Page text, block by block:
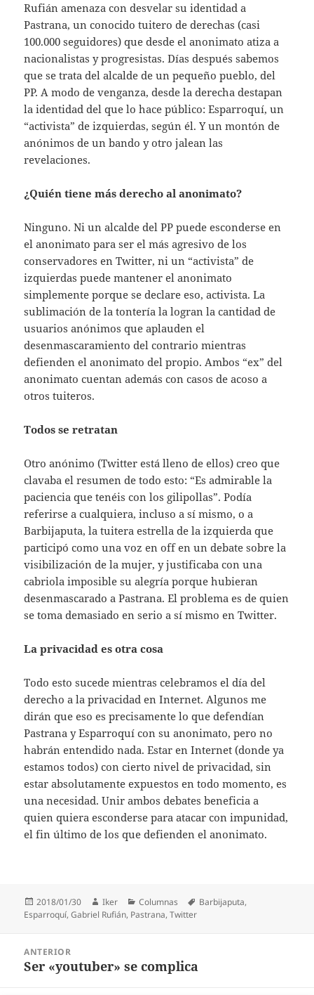
Rufián amenaza con desvelar su identidad a
Pastrana, un conocido tuitero de derechas (casi
100.000 seguidores) que desde el anonimato atiza a
nacionalistas y progresistas. Días después sabemos
que se trata del alcalde de un pequeño pueblo, del
PP. A modo de venganza, desde la derecha destapan
la identidad del que lo hace público: Esparroquí, un
“activista” de izquierdas, según él. Y un montón de
anónimos de un bando y otro jalean las
revelaciones.
¿Quién tiene más derecho al anonimato?
Ninguno. Ni un alcalde del PP puede esconderse en
el anonimato para ser el más agresivo de los
conservadores en Twitter, ni un “activista” de
izquierdas puede mantener el anonimato
simplemente porque se declare eso, activista. La
sublimación de la tontería la logran la cantidad de
usuarios anónimos que aplauden el
desenmascaramiento del contrario mientras
defienden el anonimato del propio. Ambos “ex” del
anonimato cuentan además con casos de acoso a
otros tuiteros.
Todos se retratan
Otro anónimo (Twitter está lleno de ellos) creo que
clavaba el resumen de todo esto: “Es admirable la
paciencia que tenéis con los gilipollas”. Podía
referirse a cualquiera, incluso a sí mismo, o a
Barbijaputa, la tuitera estrella de la izquierda que
participó como una voz en off en un debate sobre la
visibilización de la mujer, y justificaba con una
cabriola imposible su alegría porque hubieran
desenmascarado a Pastrana. El problema es de quien
se toma demasiado en serio a sí mismo en Twitter.
La privacidad es otra cosa
Todo esto sucede mientras celebramos el día del
derecho a la privacidad en Internet. Algunos me
dirán que eso es precisamente lo que defendían
Pastrana y Esparroquí con su anonimato, pero no
habrán entendido nada. Estar en Internet (donde ya
estamos todos) con cierto nivel de privacidad, sin
estar absolutamente expuestos en todo momento, es
una necesidad. Unir ambos debates beneficia a
quien quiera esconderse para atacar con impunidad,
el fin último de los que defienden el anonimato.
Publicado
el
2018/01/30 Autor
Iker Categorías
Columnas Etiquetas
Barbijaputa,
Esparroquí,Gabriel Rufián, Pastrana,Twitter
entradas
ANTERIOR
Entrada
Ser «youtuber» se complica